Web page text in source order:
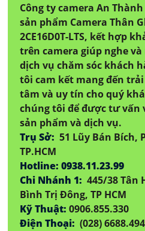
Công ty camera An
sản phẩm Camera Thân
2CE16D0T-LTS, kết hợp
trên camera giúp nghe
dịch vụ chăm sóc khách
tôi cam kết mang đến
tâm và uy tín cho quý
chúng tôi để được tư vấn
sản phẩm và dịch vụ.
Trụ Sở: 51 Lũy Bán Bích,
TP.HCM
Hotline: 0938.11.23.99
Chi Nhánh 1: 445/38 Tân
Bình Trị Đông, TP HCM
Kỹ Thuật: 0906.855.330
Điện Thoại: (028)